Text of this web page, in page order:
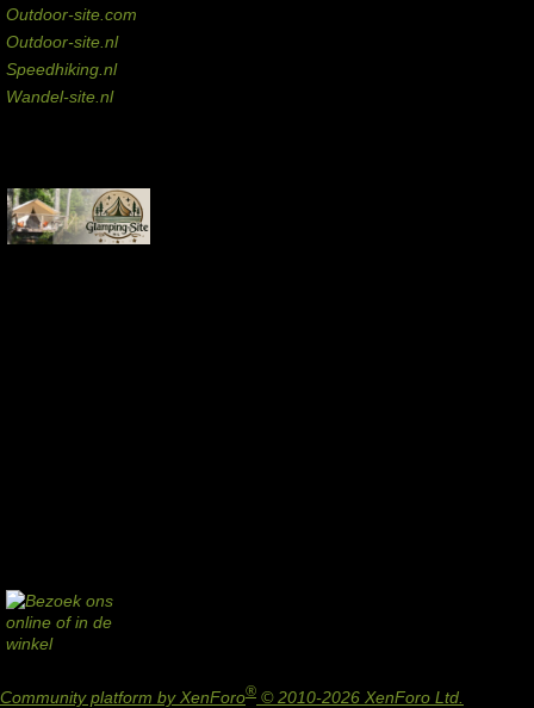
Outdoor-site.com
Outdoor-site.nl
Speedhiking.nl
Wandel-site.nl
Community platform by XenForo® © 2010-2026 XenForo Ltd.